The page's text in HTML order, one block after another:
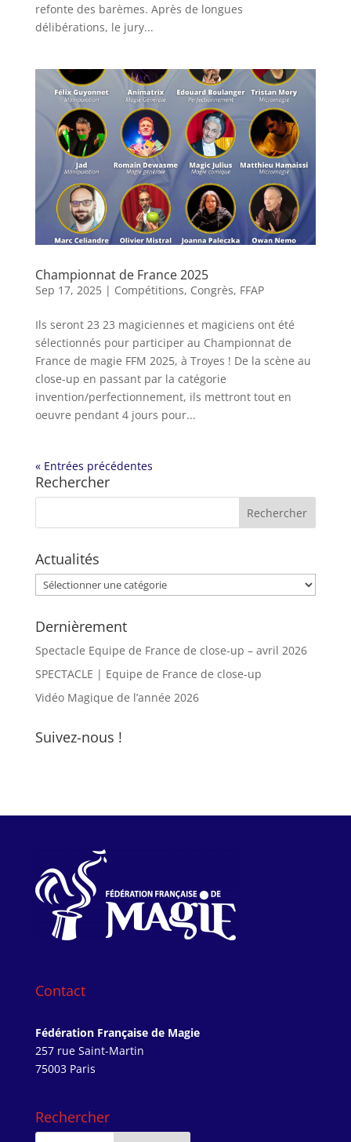
refonte des barèmes. Après de longues
délibérations, le jury...
Championnat de France 2025
Sep 17, 2025| Compétitions, Congrès, FFAP
Ils seront 23 23 magiciennes et magiciens ont été
sélectionnés pour participer au Championnat de
France de magie FFM 2025, à Troyes ! De la scène au
close-up en passant par la catégorie
invention/perfectionnement, ils mettront tout en
oeuvre pendant 4 jours pour...
« Entrées précédentes
Rechercher
Actualités
Actualités
Dernièrement
Spectacle Equipe de France de close-up – avril 2026
SPECTACLE | Equipe de France de close-up
Vidéo Magique de l’année 2026
Suivez-nous !
Contact
Fédération Française de Magie
257 rue Saint-Martin
75003 Paris
Rechercher